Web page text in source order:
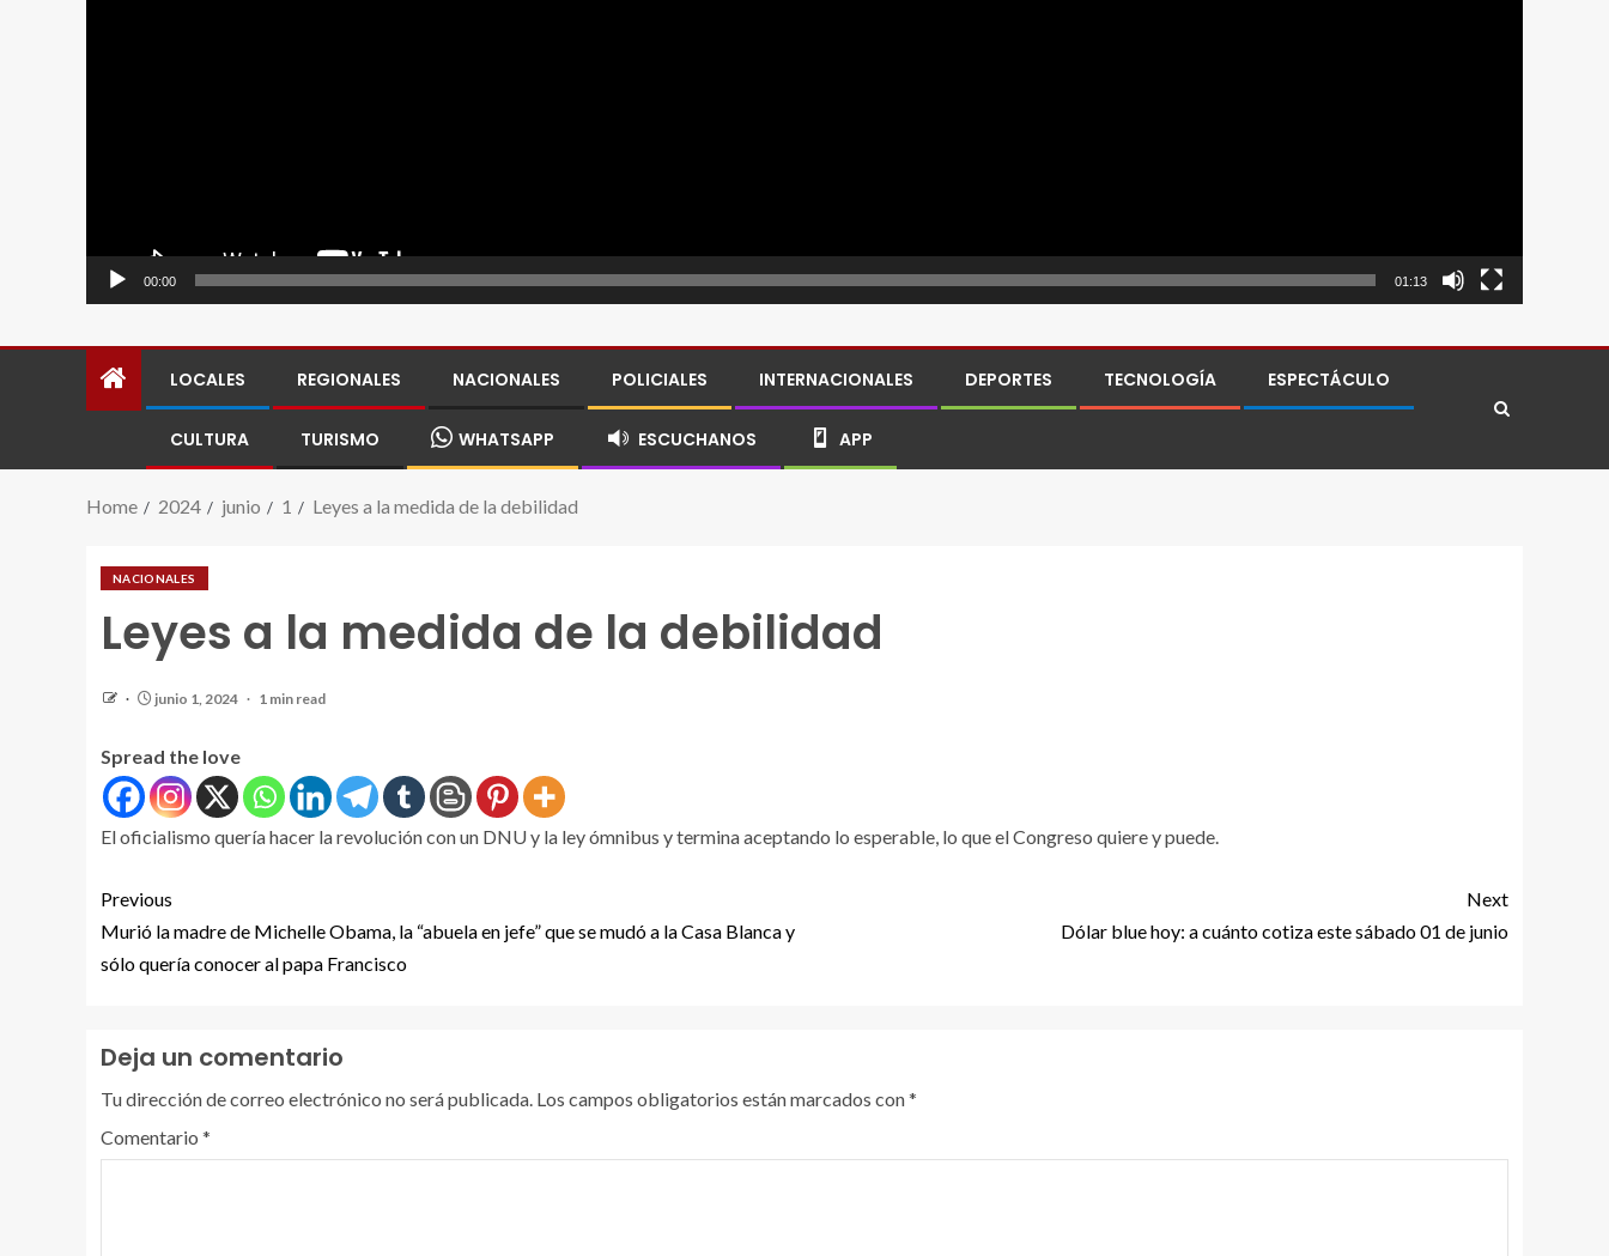
00:00 01:13
LOCALES REGIONALES NACIONALES POLICIALES INTERNACIONALES DEPORTES TECNOLOGÍA ESPECTÁCULO
CULTURA TURISMO WHATSAPP ESCUCHANOS APP
Home 2024 junio 1 Leyes a la medida de la debilidad
NACIONALES
Leyes a la medida de la debilidad
junio 1, 2024 1 min read
Spread the love
El oficialismo quería hacer la revolución con un DNU y la ley ómnibus y termina aceptando lo esperable, lo que el Congreso quiere y puede.
Previous
Murió la madre de Michelle Obama, la “abuela en jefe” que se mudó a la Casa Blanca y
sólo quería conocer al papa Francisco
Next
Dólar blue hoy: a cuánto cotiza este sábado 01 de junio
Deja un comentario
Tu dirección de correo electrónico no será publicada. Los campos obligatorios están marcados con*
Comentario *